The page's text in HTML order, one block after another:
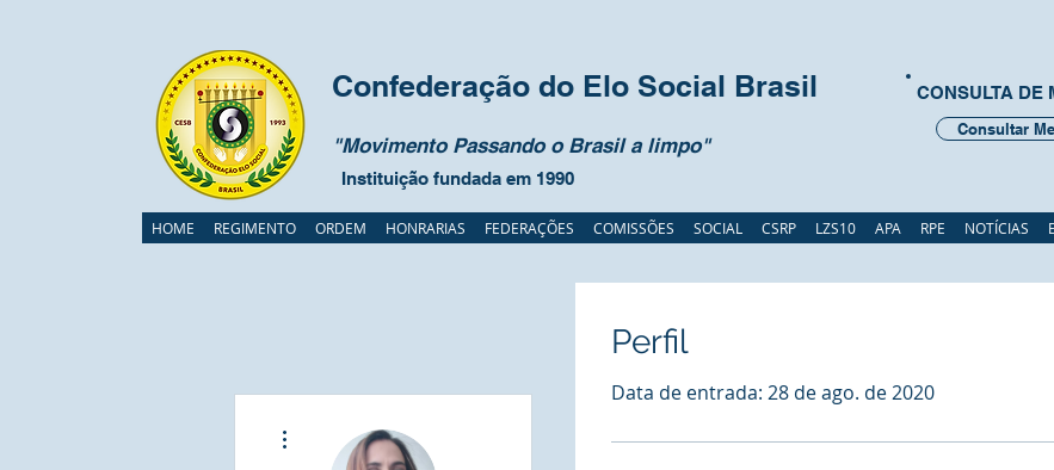
Confederação do Elo Social Brasil
"Movimento Passando o Brasil a limpo"
Instituição fundada em 1990
CONSULTA DE
Consultar
Perfil
Data de entrada: 28 de ago. de 2020
HOME REGIMENTO ORDEM HONRARIAS FEDERAÇÕES COMISSÕES SOCIAL CSRP LZS10 APA RPE NOTÍCIAS